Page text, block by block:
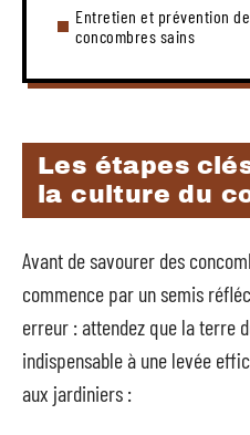
Entretien et prévention
concombres sains
Les étapes
la culture du
Avant de savourer des
commence par un semis
erreur : attendez que la terre
indispensable à une levée
aux jardiniers :